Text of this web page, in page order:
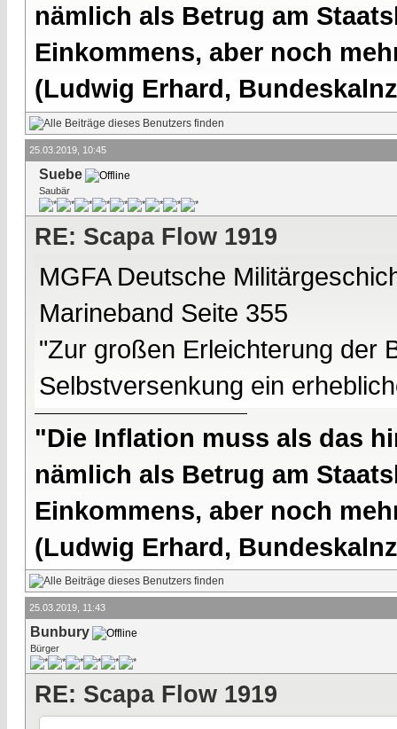
nämlich als Betrug am
Einkommens, aber noch
(Ludwig Erhard,
25.03.2019, 10:45
Suebe
Saubär
RE: Scapa Flow 1919
MGFA Deutsche
Marineband Seite 355
"Zur großen Erleichterung der
Selbstversenkung ein
"Die Inflation muss als das
nämlich als Betrug am
Einkommens, aber noch
(Ludwig Erhard,
25.03.2019, 11:43
Bunbury
Bürger
RE: Scapa Flow 1919